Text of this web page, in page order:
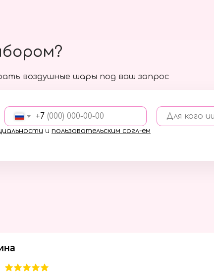
воздушные шары под ваш запрос
+7 Для кого
и пользовательским согл-ем